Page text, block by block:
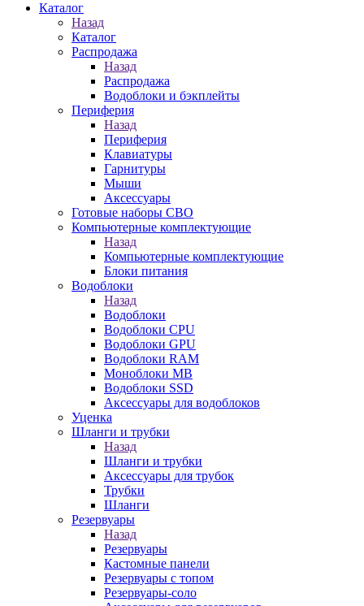
Каталог
Назад
Каталог
Распродажа
Назад
Распродажа
Водоблоки и бэкплейты
Периферия
Назад
Периферия
Клавиатуры
Гарнитуры
Мыши
Аксессуары
Готовые наборы СВО
Компьютерные комплектующие
Назад
Компьютерные комплектующие
Блоки питания
Водоблоки
Назад
Водоблоки
Водоблоки CPU
Водоблоки GPU
Водоблоки RAM
Моноблоки MB
Водоблоки SSD
Аксессуары для водоблоков
Уценка
Шланги и трубки
Назад
Шланги и трубки
Аксессуары для трубок
Трубки
Шланги
Резервуары
Назад
Резервуары
Кастомные панели
Резервуары с топом
Резервуары-соло